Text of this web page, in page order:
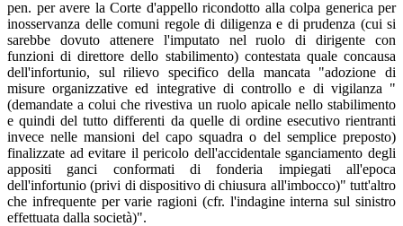
pen. per avere la Corte d'appello ricondotto alla colpa generica per
inosservanza delle comuni regole di diligenza e di prudenza (cui si
sarebbe dovuto attenere l'imputato nel ruolo di dirigente con
funzioni di direttore dello stabilimento) contestata quale concausa
dell'infortunio, sul rilievo specifico della mancata "adozione di
misure organizzative ed integrative di controllo e di vigilanza "
(demandate a colui che rivestiva un ruolo apicale nello stabilimento
e quindi del tutto differenti da quelle di ordine esecutivo rientranti
invece nelle mansioni del capo squadra o del semplice preposto)
finalizzate ad evitare il pericolo dell'accidentale sganciamento degli
appositi ganci conformati di fonderia impiegati all'epoca
dell'infortunio (privi di dispositivo di chiusura all'imbocco)" tutt'altro
che infrequente per varie ragioni (cfr. l'indagine interna sul sinistro
effettuata dalla società)".